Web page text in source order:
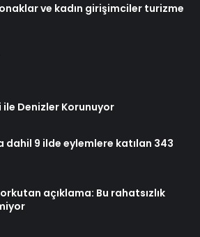
ve kadın girişimciler turizme
ile Denizler Korunuyor
dahil 9 ilde eylemlere katılan 343
açıklama: Bu rahatsızlık